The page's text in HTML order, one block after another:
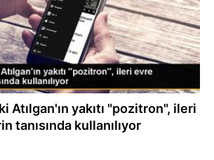
Atılgan'ın yakıtı "pozitron", ileri
tanısında kullanılıyor